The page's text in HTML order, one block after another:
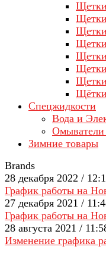
Щетки
Щетки
Щетки
Щетки
Спецжидкости
Вода и
Зимние товары
Brands
28 декабря 2022 /
График работы на
27 декабря 2021 /
График работы на
28 августа 2021 /
Изменение графика